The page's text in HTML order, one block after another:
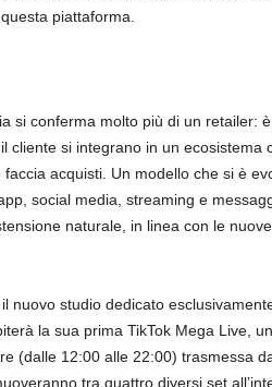
piattaforma.
si conferma molto più di un retailer:
cliente si integrano in un
faccia acquisti. Un modello che si è
social media, streaming e
naturale, in linea con le
nuovo studio dedicato
la sua prima TikTok Mega Live,
(dalle 12:00 alle 22:00) trasmessa
tra quattro diversi set